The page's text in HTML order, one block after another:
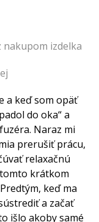
nakupom izdelka
a keď som opäť
do oka“ a
Naraz mi
prerušiť prácu,
relaxačnú
krátkom
keď ma
a začať
išlo akoby samé